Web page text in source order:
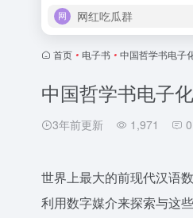
网红吃瓜群
首页 • 电子书 • 中国哲学书电子
中国哲学书电子
3年前更新 1,971 0
世界上最大的前现代汉语
利用数字媒介来探索与这